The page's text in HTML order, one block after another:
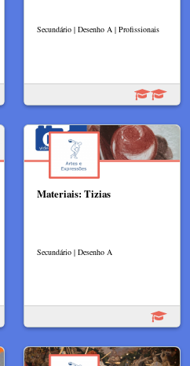
Secundário | Desenho A | Profissionais
Materiais: Tizias
Secundário | Desenho A